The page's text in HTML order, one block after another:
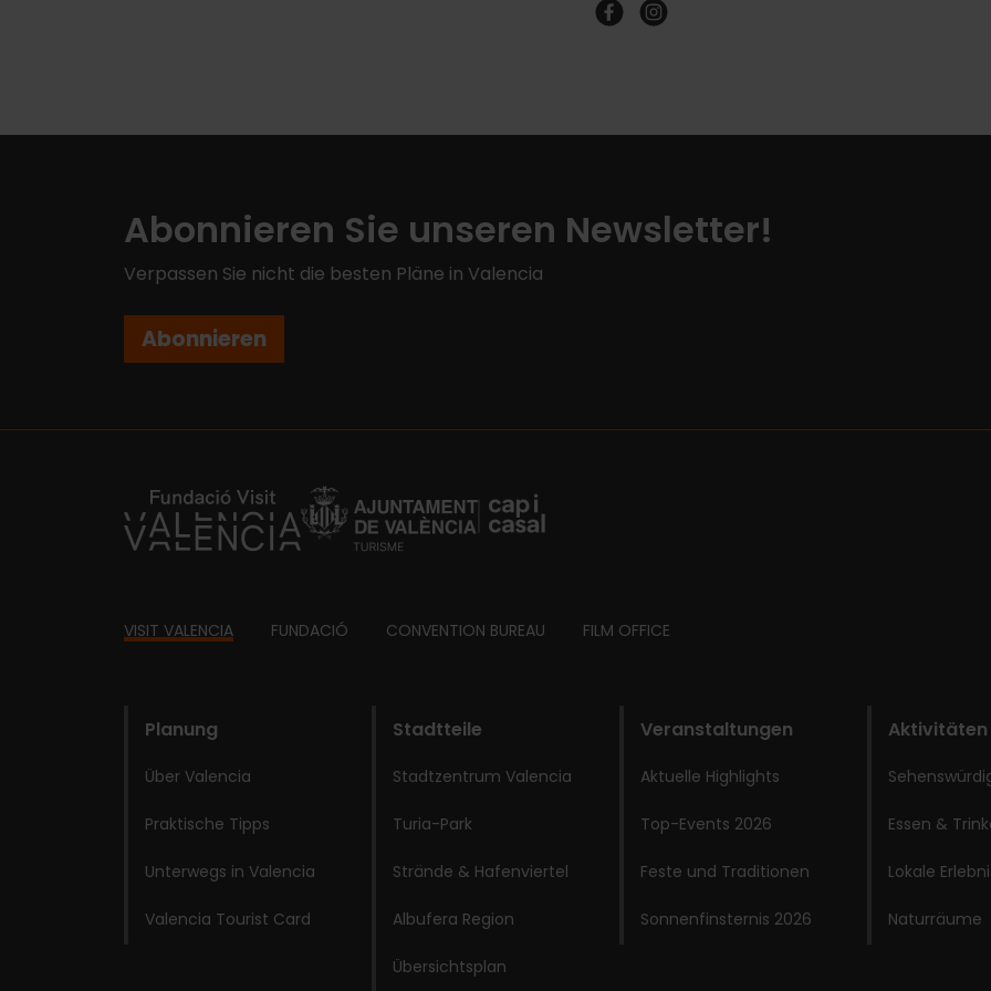
Abonnieren Sie unseren Newsletter!
Verpassen Sie nicht die besten Pläne in Valencia
Abonnieren
https://fundacion.visitvalencia.com/
Footer
VISIT VALENCIA FUNDACIÓ CONVENTION BUREAU FILM OFFICE
Planung
Über Valencia
Praktische Tipps
Unterwegs in Valencia
Valencia Tourist Card
Stadtteile
Stadtzentrum Valencia
Turia-Park
Strände & Hafenviertel
Albufera Region
Übersichtsplan
Veranstaltungen
Aktuelle Highlights
Top-Events 2026
Feste und Traditionen
Sonnenfinsternis 2026
Aktivitäten
Essen &
Lokale
Naturräume